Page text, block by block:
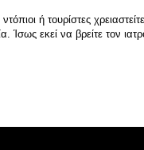
ή τουρίστες
Ίσως εκεί να βρείτε τον